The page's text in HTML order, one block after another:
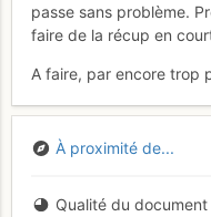
passe sans problème.
faire de la récup en
A faire, par encore trop
À proximité de...
Qualité du document